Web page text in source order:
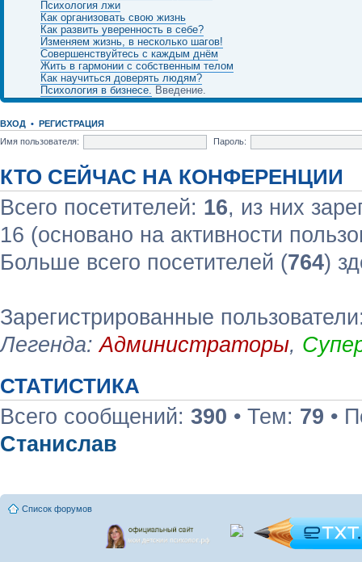
Психология лжи
Как организовать свою жизнь
Как развить уверенность в себе?
Изменяем жизнь, в несколько шагов!
Совершенствуйтесь с каждым днём
Жить в гармонии с собственным телом
Как научиться доверять людям?
Психология в бизнесе. Введение.
ВХОД • РЕГИСТРАЦИЯ
Имя пользователя:
Пароль:
КТО СЕЙЧАС НА КОНФЕРЕНЦИИ
Всего посетителей: 16, из них
16 (основано на активности
Больше всего посетителей (764)
Зарегистрированные
Легенда:Администраторы,
СТАТИСТИКА
Всего сообщений: 390 • Тем: 79 •
Станислав
Список форумов